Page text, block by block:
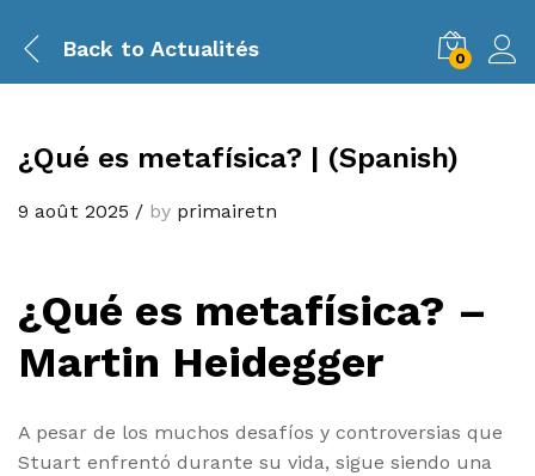
Back to Actualités 0
¿Qué es metafísica? | (Spanish)
9 août 2025 / by primairetn
¿Qué es metafísica? –
Martin Heidegger
A pesar de los muchos desafíos y controversias que
Stuart enfrentó durante su vida, sigue siendo una